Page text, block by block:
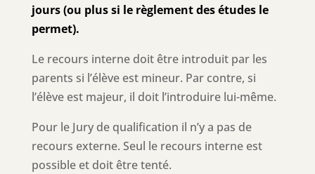
jours (ou plus si le règlement des études le
permet).
Le recours interne doit être introduit par les
parents si l’élève est mineur. Par contre, si
l’élève est majeur, il doit l’introduire lui-même.
Pour le Jury de qualification il n’y a pas de
recours externe. Seul le recours interne est
possible et doit être tenté.